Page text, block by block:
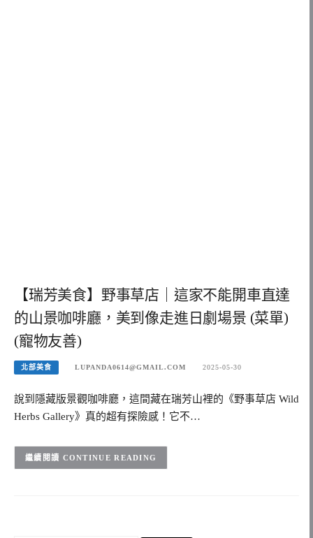
【瑞芳美食】野事草店｜這家不能開車直達
的山景咖啡廳，美到像走進日劇場景 (菜單)
(寵物友善)
北部美食 LUPANDA0614@GMAIL.COM 2025-05-30
說到隱藏版景觀咖啡廳，這間藏在瑞芳山裡的《野事草店 Wild
Herbs Gallery》真的超有探險感！它不…
CONTINUE READING